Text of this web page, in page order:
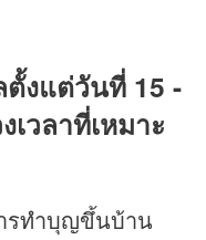
งแต่วันที่ 15 -
วลาที่เหมาะ
รทำบุญขึ้นบ้าน